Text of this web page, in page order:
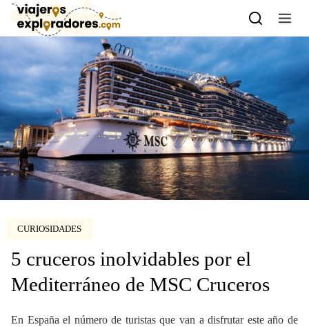
Skip to content
CURIOSIDADES
5 cruceros inolvidables por el
Mediterráneo de MSC Cruceros
En España el número de turistas que van a disfrutar este año de